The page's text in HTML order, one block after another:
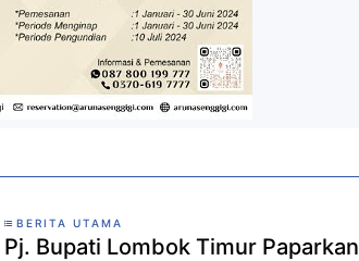
BERITA UTAMA
Pj. Bupati Lombok Timur Paparkan